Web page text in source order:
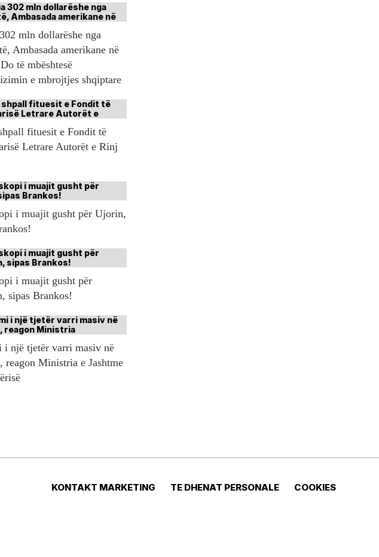
mln dollarëshe nga
Ambasada amerikane në
të mbështesë
e mbrojtjes shqiptare
fituesit e Fondit të
Letrare Autorët e Rinj
i muajit gusht për Ujorin,
i muajit gusht për
sipas Brankos!
i një tjetër varri masiv në
reagon Ministria e Jashtme
KONTAKT MARKETING TE DHENAT PERSONALE COOKIES